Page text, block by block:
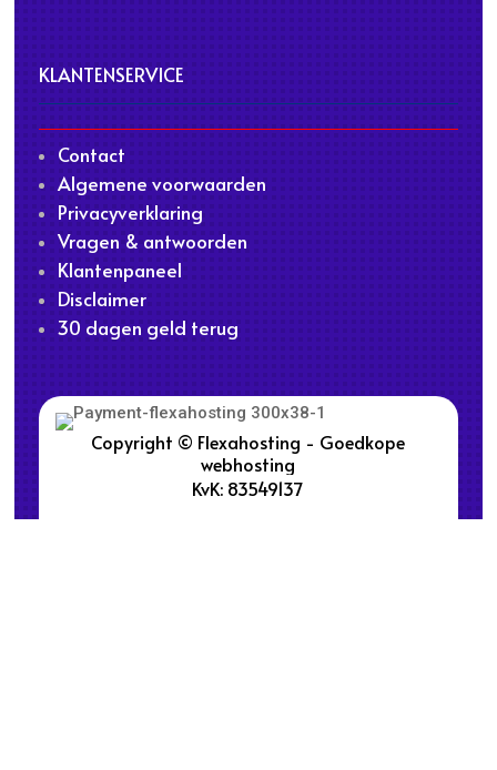
KLANTENSERVICE
Contact
Algemene voorwaarden
Privacyverklaring
Vragen & antwoorden
Klantenpaneel
Disclaimer
30 dagen geld terug
Copyright © Flexahosting - Goedkope
webhosting
KvK: 83549137